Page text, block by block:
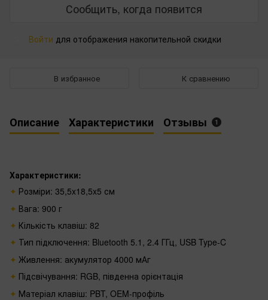
Сообщить, когда появится
Войти для отображения накопительной скидки
В избранное К сравнению
Описание Характеристики Отзывы 1
Характеристики:
Розміри: 35,5x18,5x5 см
Вага: 900 г
Кількість клавіш: 82
Тип підключення: Bluetooth 5.1, 2.4 ГГц, USB Type-C
Живлення: акумулятор 4000 мАг
Підсвічування: RGB, південна орієнтація
Матеріал клавіш: PBT, OEM-профіль